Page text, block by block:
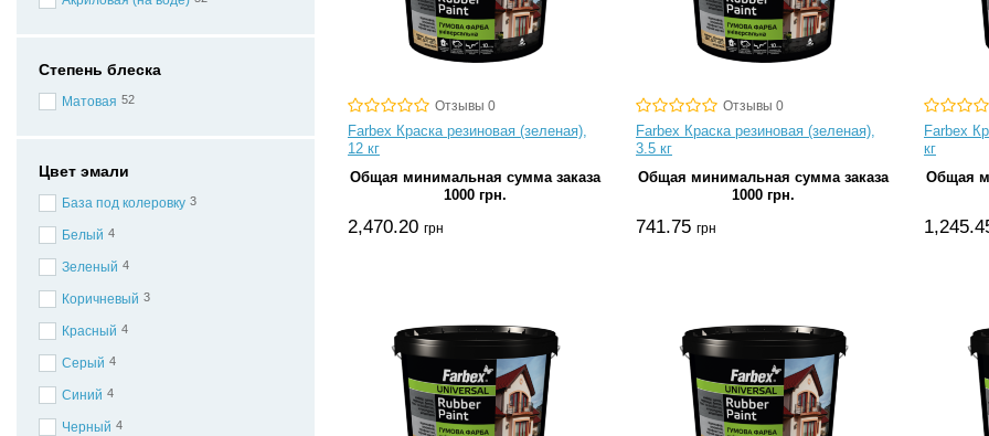
Степень блеска
Матовая 52
Цвет эмали
База под колеровку 3
Белый 4
Зеленый 4
Коричневый 3
Красный 4
Серый 4
Синий 4
Черный 4
Отзывы 0
Farbex Краска резиновая (зеленая),
12 кг
Общая минимальная сумма заказа
1000 грн.
2,470.20 грн
Отзывы 0
Farbex Краска резиновая (зеленая),
3.5 кг
Общая минимальная сумма заказа
1000 грн.
741.75 грн
Farbex
кг
Общая